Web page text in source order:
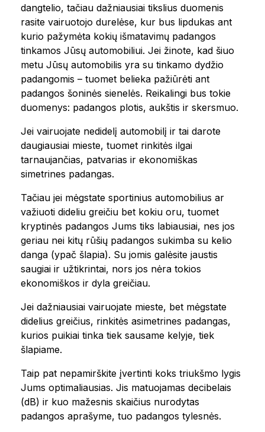
dangtelio, tačiau dažniausiai tikslius duomenis
rasite vairuotojo durelėse, kur bus lipdukas ant
kurio pažymėta kokių išmatavimų padangos
tinkamos Jūsų automobiliui. Jei žinote, kad šiuo
metu Jūsų automobilis yra su tinkamo dydžio
padangomis – tuomet belieka pažiūrėti ant
padangos šoninės sienelės. Reikalingi bus tokie
duomenys: padangos plotis, aukštis ir skersmuo.
Jei vairuojate nedidelį automobilį ir tai darote
daugiausiai mieste, tuomet rinkitės ilgai
tarnaujančias, patvarias ir ekonomiškas
simetrines padangas.
Tačiau jei mėgstate sportinius automobilius ar
važiuoti dideliu greičiu bet kokiu oru, tuomet
kryptinės padangos Jums tiks labiausiai, nes jos
geriau nei kitų rūšių padangos sukimba su kelio
danga (ypač šlapia). Su jomis galėsite jaustis
saugiai ir užtikrintai, nors jos nėra tokios
ekonomiškos ir dyla greičiau.
Jei dažniausiai vairuojate mieste, bet mėgstate
didelius greičius, rinkitės asimetrines padangas,
kurios puikiai tinka tiek sausame kelyje, tiek
šlapiame.
Taip pat nepamirškite įvertinti koks triukšmo lygis
Jums optimaliausias. Jis matuojamas decibelais
(dB) ir kuo mažesnis skaičius nurodytas
padangos aprašyme, tuo padangos tylesnės.